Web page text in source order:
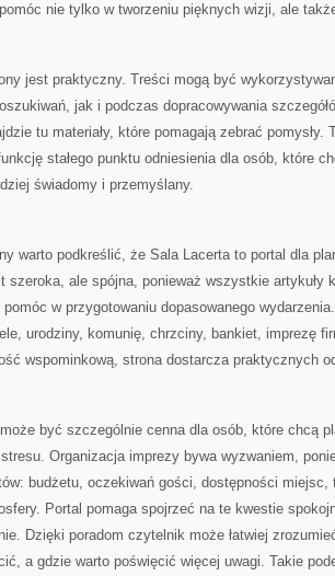
nie tylko w tworzeniu pięknych wizji, ale
jest praktyczny. Treści mogą być
jak i podczas dopracowywania
tu materiały, które pomagają zebrać pomysły.
stałego punktu odniesienia dla osób, które
świadomy i przemyślany.
warto podkreślić, że Sala Lacerta to portal dla
szeroka, ale spójna, ponieważ wszystkie artykuły
pomóc w przygotowaniu dopasowanego
urodziny, komunię, chrzciny, bankiet, imprezę
wspominkową, strona dostarcza praktycznych
być szczególnie cenna dla osób, które chcą
Organizacja imprezy bywa wyzwaniem,
budżetu, oczekiwań gości, dostępności miejsc,
Portal pomaga spojrzeć na te kwestie
Dzięki poradom czytelnik może łatwiej
a gdzie warto poświęcić więcej uwagi. Takie